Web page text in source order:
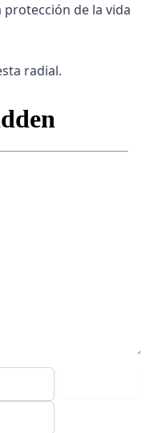
de la vida
radial.